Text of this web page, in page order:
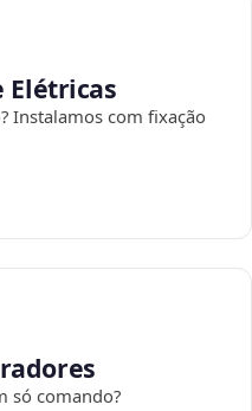
Elétricas
Instalamos com fixação
só comando?